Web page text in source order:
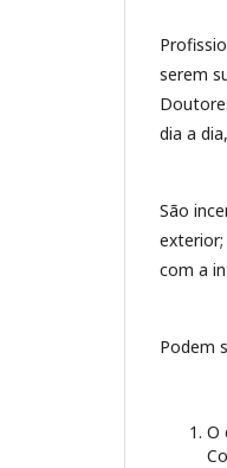
serem
dia a
São
com a
Podem
O